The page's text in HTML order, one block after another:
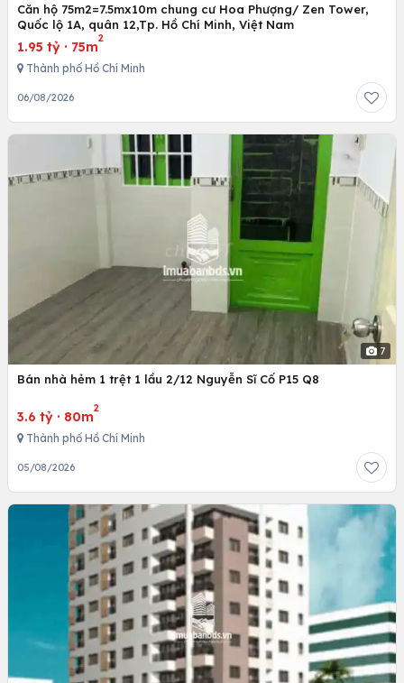
Căn hộ 75m2=7.5mx10m chung cư Hoa Phượng/ Zen Tower,
Quốc lộ 1A, quân 12,Tp. Hồ Chí Minh, Việt Nam
1.95 tỷ · 75m
2
Thành phố Hồ Chí Minh
06/08/2026
7
Bán nhà hẻm 1 trệt 1 lầu 2/12 Nguyễn Sĩ Cố P15 Q8
3.6 tỷ · 80m
2
Thành phố Hồ Chí Minh
05/08/2026